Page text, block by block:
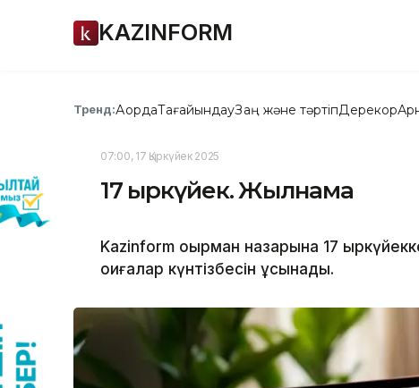
KAZINFORM
Тренд:АқордаТағайындауЗаң және тәртіпДерекқор
07:00, 17 Қыркүйек 2025
17 қыркүйек. Жылнама
Kazinform оқырман назарына 17
оқиғалар күнтізбесін ұсынады.